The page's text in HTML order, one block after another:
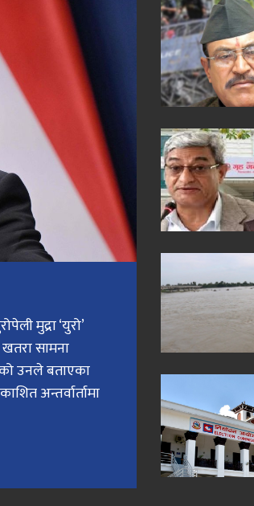
मुद्रा ‘युरो’
सामना
उनले बताएका
अन्तर्वार्तामा